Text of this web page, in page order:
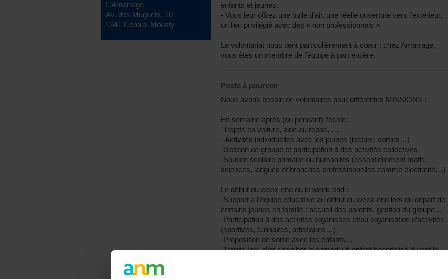
L'Amarrage
Av. des Muguets, 10
1341 Céroux-Mousty
enfants et jeunes.
- Vous leur offrez une bulle d’air, une réelle ouverture vers l’extérieur,
un lien privilégié avec des « non professionnels ».
Le volontariat nous tient particulièrement à cœur : chez Amarrage,
vous êtes un membre de l’équipe à part entière.
Poste à pourvoir
Nous avons besoin de volontaires pour différentes MISSIONS :
En semaine après (ou pendant) l’école :
-Trajets en voiture, aide au repas, …
- Activités individuelles avec les jeunes (lecture, sorties…)
-Gestion de groupe et participation à des activités collectives
-Soutien scolaire primaire ou humanités (essentiellement math,
sciences, langues et branches professionnelles comme électricité…)
Le début du week-end ou le week-end :
-Support à l’équipe éducative au début du week-end lors du départ de
certains jeunes en famille : accueil des parents, gestion du groupe…
-Participation à des activités organisées et/ou organisation d’activités
(sportives, culinaires, artistiques…)
-Proposition de sortie avec les enfants…
-Trajets (ex: aller chercher le samedi un enfant hospitalisé durant la